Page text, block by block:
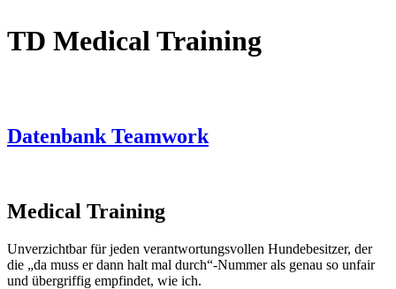
TD Medical Training
Datenbank Teamwork
Medical Training
Unverzichtbar für jeden verantwortungsvollen Hundebesitzer, der
die „da muss er dann halt mal durch“-Nummer als genau so unfair
und übergriffig empfindet, wie ich.